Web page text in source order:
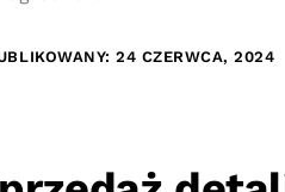
24 CZERWCA, 2024